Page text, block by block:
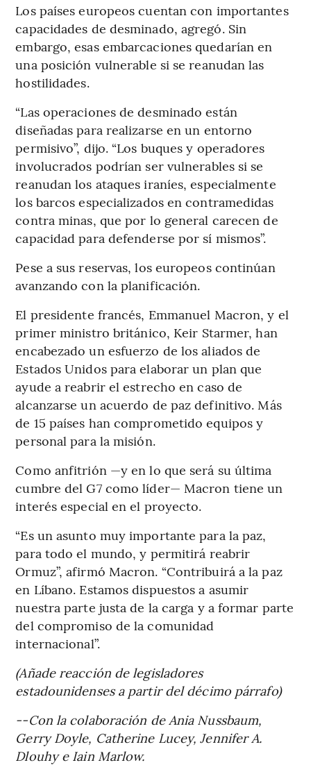
Los países europeos cuentan con importantes
capacidades de desminado, agregó. Sin
embargo, esas embarcaciones quedarían en
una posición vulnerable si se reanudan las
hostilidades.
“Las operaciones de desminado están
diseñadas para realizarse en un entorno
permisivo”, dijo. “Los buques y operadores
involucrados podrían ser vulnerables si se
reanudan los ataques iraníes, especialmente
los barcos especializados en contramedidas
contra minas, que por lo general carecen de
capacidad para defenderse por sí mismos”.
Pese a sus reservas, los europeos continúan
avanzando con la planificación.
El presidente francés, Emmanuel Macron, y el
primer ministro británico, Keir Starmer, han
encabezado un esfuerzo de los aliados de
Estados Unidos para elaborar un plan que
ayude a reabrir el estrecho en caso de
alcanzarse un acuerdo de paz definitivo. Más
de 15 países han comprometido equipos y
personal para la misión.
Como anfitrión —y en lo que será su última
cumbre del G7 como líder— Macron tiene un
interés especial en el proyecto.
“Es un asunto muy importante para la paz,
para todo el mundo, y permitirá reabrir
Ormuz”, afirmó Macron. “Contribuirá a la paz
en Líbano. Estamos dispuestos a asumir
nuestra parte justa de la carga y a formar parte
del compromiso de la comunidad
internacional”.
(Añade reacción de legisladores
estadounidenses a partir del décimo párrafo)
--Con la colaboración de Ania Nussbaum,
Gerry Doyle, Catherine Lucey, Jennifer A.
Dlouhy e Iain Marlow.